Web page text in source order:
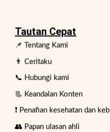
Tautan Cepat
📌 Tentang Kami
👨 Ceritaku
📞 Hubungi kami
📃 Keandalan Konten
❗ Penafian kesehatan dan
👥 Papan ulasan ahli